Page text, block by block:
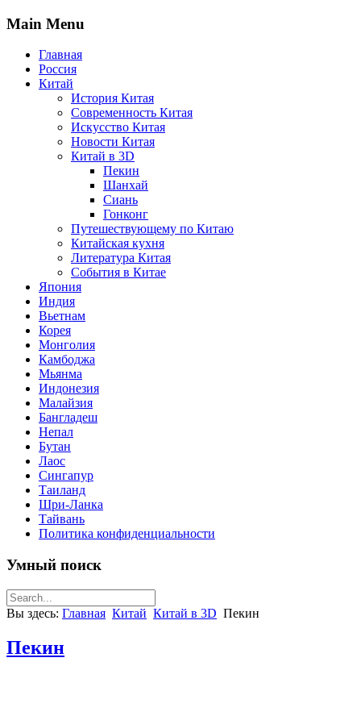
Main Menu
Главная
Россия
Китай
История Китая
Современность Китая
Искусство Китая
Новости Китая
Китай в 3D
Пекин
Шанхай
Сиань
Гонконг
Путешествующему по Китаю
Китайская кухня
Литература Китая
События в Китае
Япония
Индия
Вьетнам
Корея
Монголия
Камбоджа
Мьянма
Индонезия
Малайзия
Бангладеш
Непал
Бутан
Лаос
Сингапур
Таиланд
Шри-Ланка
Тайвань
Политика конфиденциальности
Умный поиск
Вы здесь: Главная Китай Китай в 3D Пекин
Пекин